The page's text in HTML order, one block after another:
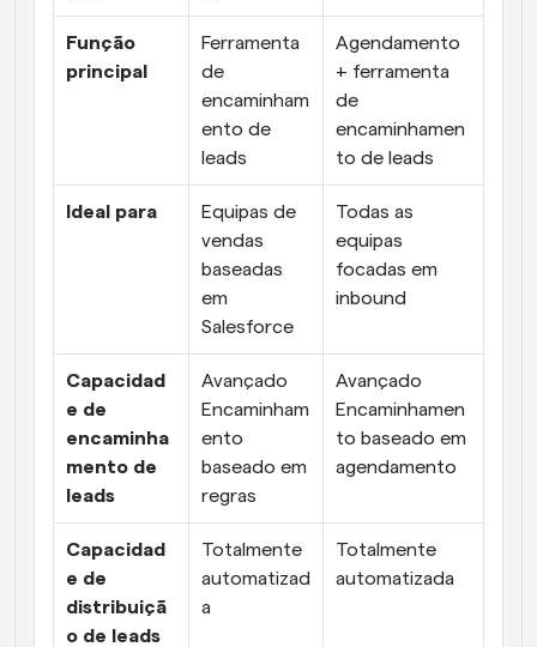
Função
principal
Ferramenta
de
encaminham
ento de
leads
Agendamento
+ ferramenta
de
encaminhamen
to de leads
Ideal para
Equipas de
vendas
baseadas
em
Salesforce
Todas as
equipas
focadas em
inbound
Capacidad
e de
encaminha
mento de
leads
Avançado
Encaminham
ento
baseado em
regras
Avançado
Encaminhamen
to baseado em
agendamento
Capacidad
e de
distribuiçã
o de leads
Totalmente
automatizad
a
Totalmente
automatizada